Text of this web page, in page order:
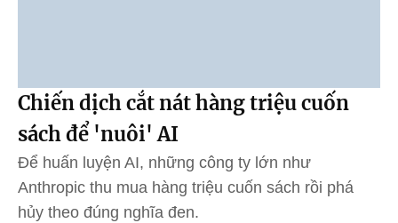
Chiến dịch cắt nát hàng triệu cuốn
sách để 'nuôi' AI
Để huấn luyện AI, những công ty lớn như
Anthropic thu mua hàng triệu cuốn sách rồi phá
hủy theo đúng nghĩa đen.